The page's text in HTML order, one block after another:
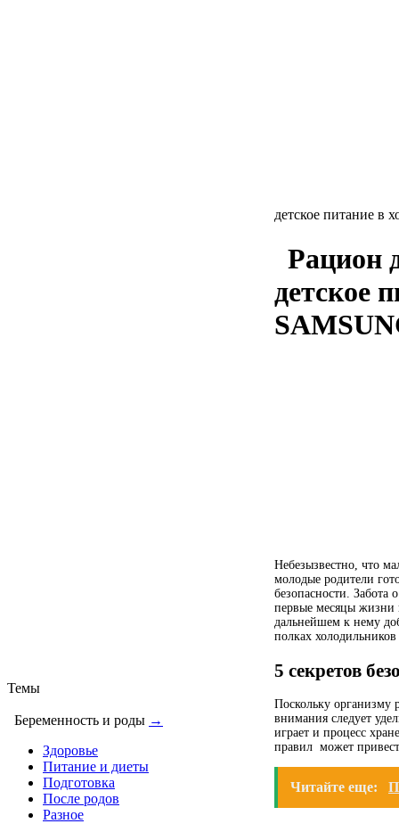
Темы
Беременность и роды →
Здоровье
Питание и диеты
Подготовка
После родов
Разное
детское питание в
Рацион
детское
Небезызвестно, что
молодые родители
безопасности.
первые месяцы жизни
дальнейшем к нему
полках
5 секретов
Поскольку организму
внимания следует
играет и процесс
правил может
Читайте еще: